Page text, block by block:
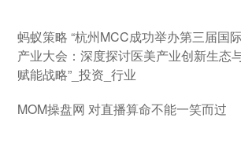
蚂蚁策略 “杭州MCC成功举办第三届国
产业大会：深度探讨医美产业创新生态
赋能战略”_投资_行业
MOM操盘网 对直播算命不能一笑而过